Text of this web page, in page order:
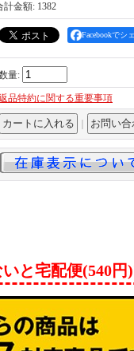
計金額: 1382
Facebookでシ
量:
品特約に関する重要事項
と宅配便(540円